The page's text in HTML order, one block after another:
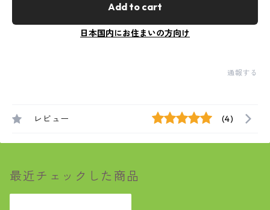
Add to cart
日本国内にお住まいの方向け
通報する
レビュー (4)
最近チェックした商品